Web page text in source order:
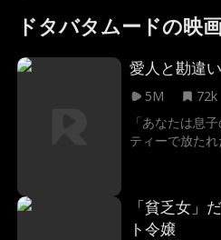
ドタバタムードの映
愛人と勘違
5M
72k
「あなたは息
ティーで放た
「貧乏女」
ト令嬢